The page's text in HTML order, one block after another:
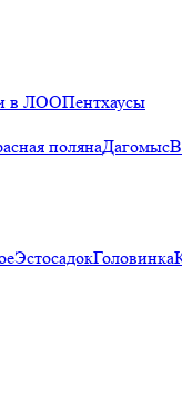
в ЛООПентхаусы
полянаДагомыс
ЭстосадокГоловинка